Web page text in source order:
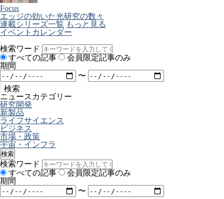
Focus
エッジの効いた光研究の数々
連載シリーズ一覧 もっと見る
イベントカレンダー
検索ワード
すべての記事
会員限定記事のみ
期間
〜
検索
ニュースカテゴリー
研究開発
新製品
ライフサイエンス
ビジネス
市場・政策
宇宙・インフラ
検索
検索ワード
すべての記事
会員限定記事のみ
期間
〜